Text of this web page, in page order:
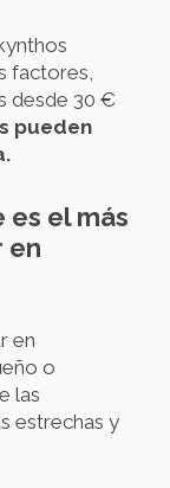
factores,
desde 30 €
pueden
es el más
en
en
o
las
estrechas y